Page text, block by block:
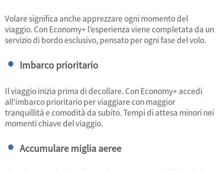
Volare significa anche apprezzare ogni momento del
viaggio. Con Economy+ l'esperienza viene completata da un
servizio di bordo esclusivo, pensato per ogni fase del volo.
Imbarco prioritario
Il viaggio inizia prima di decollare. Con Economy+ accedi
all'imbarco prioritario per viaggiare con maggior
tranquillità e comodità da subito. Tempi di attesa minori nei
momenti chiave del viaggio.
Accumulare miglia aeree